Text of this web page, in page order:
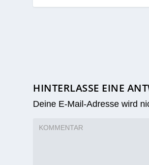
HINTERLASSE EINE
Deine E-Mail-Adresse wird